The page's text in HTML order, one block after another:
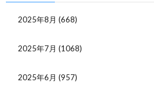
2025年8月 (668)
2025年7月 (1068)
2025年6月 (957)